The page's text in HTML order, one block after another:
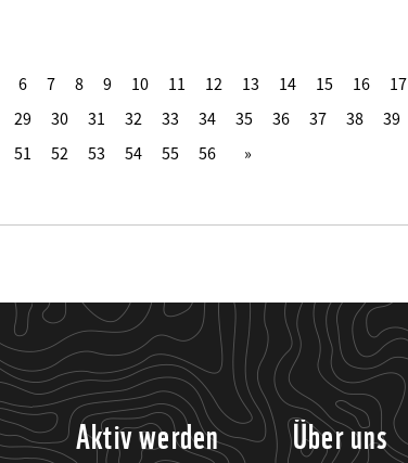
6 7 8 9 10 11 12 13 14 15 16 17
29 30 31 32 33 34 35 36 37 38 39
51 52 53 54 55 56
Aktiv werden Über uns